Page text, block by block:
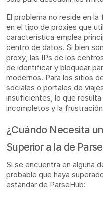
El problema no reside en
en el tipo de proxies que
característica emplea
centro de datos. Si bien
proxy, las IPs de los
de identificar y bloquear
modernos. Para los sitios
sociales o portales de
insuficientes, lo que
incompletos y la
¿Cuándo Necesita
Superior a la de
Si se encuentra en alguna
probable que haya
estándar de ParseHub: